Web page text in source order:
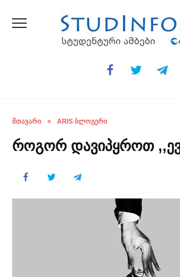
ᲛᲗᲐᲕᲐᲠᲘ » ARIS ᲑᲚᲝᲒᲔᲠᲘ
როგორ დავიპყროთ